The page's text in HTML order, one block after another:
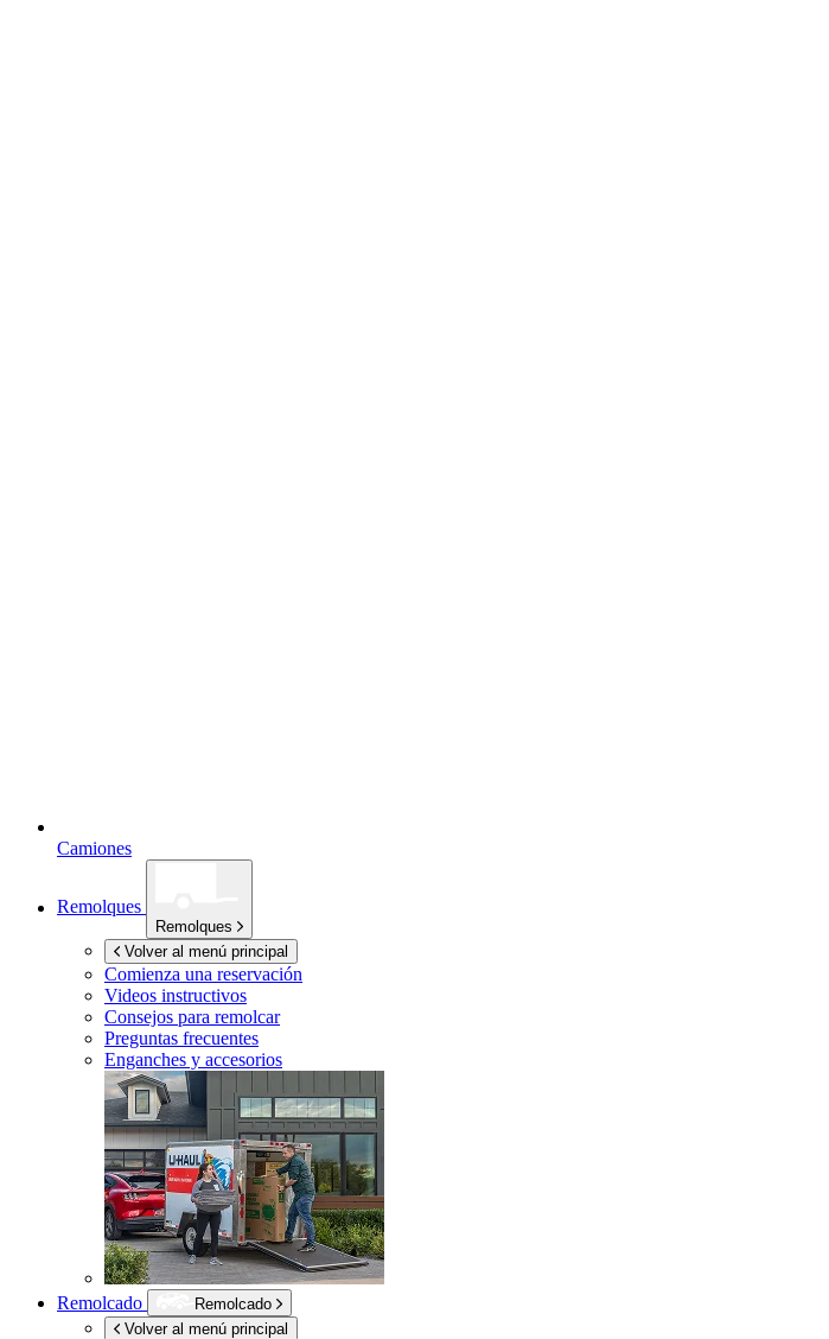
Camiones
Remolques
Remolques
Volver al menú principal
Comienza una reservación
Videos instructivos
Consejos para remolcar
Preguntas frecuentes
Enganches y accesorios
Remolcado
Remolcado
Volver al menú principal